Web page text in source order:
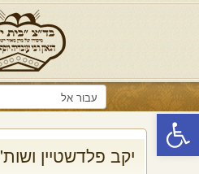
פתח סרגל נגישות
יקב פלדשטיין ושות'